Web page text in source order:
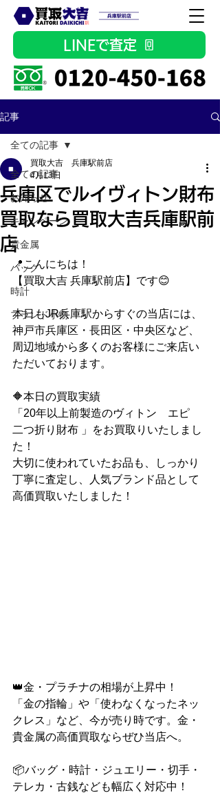
LINEで査定
記事
全ての記事
お知らせ
キャンペーン
貴金属
バッグ
時計
ブランド小物
全ての記事
兵庫区でルイヴィトン財布
買取なら買取大吉兵庫駅前
店
買取大吉 兵庫駅前店
4月13日
📍こんにちは！
【買取大吉 兵庫駅前店】です😊
本日もJR兵庫駅からすぐの当店には、
神戸市兵庫区・長田区・中央区など、
周辺地域から多くのお客様にご来店い
ただいております。
🔶本日の買取実績
「20年以上前製造のヴィトン　エピ
二つ折り財布 」をお買取りいたしまし
た！
大切に使われていたお品も、しっかり
丁寧に査定し、人気ブランド品として
高価買取いたしました！
👑金・プラチナの相場が上昇中！
「金の指輪」や「使わなくなったネッ
クレス」など、今が売り時です。金・
貴金属の高価買取ならぜひ当店へ。
📦バッグ・時計・ジュエリー・切手・
テレカ・古銭なども幅広く対応中！